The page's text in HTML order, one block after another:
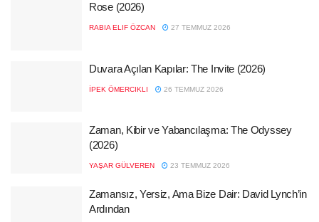
Rose (2026)
RABIA ELIF ÖZCAN 27 TEMMUZ 2026
Duvara Açılan Kapılar: The Invite (2026)
İPEK ÖMERCIKLI 26 TEMMUZ 2026
Zaman, Kibir ve Yabancılaşma: The Odyssey
(2026)
YAŞAR GÜLVEREN 23 TEMMUZ 2026
Zamansız, Yersiz, Ama Bize Dair: David Lynch’in
Ardından